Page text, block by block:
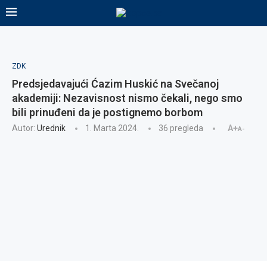
ZDK
Predsjedavajući Ćazim Huskić na Svečanoj
akademiji: Nezavisnost nismo čekali, nego smo
bili prinuđeni da je postignemo borbom
Autor: Urednik 1. Marta 2024. 36 pregleda A+A-